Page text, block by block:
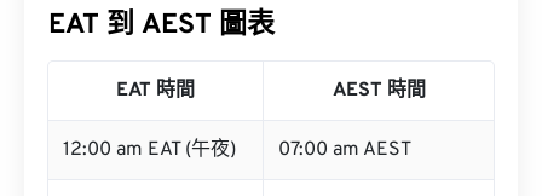
EAT 到 AEST 圖表
EAT 時間 AEST 時間
12:00 am EAT (午夜) 07:00 am AEST